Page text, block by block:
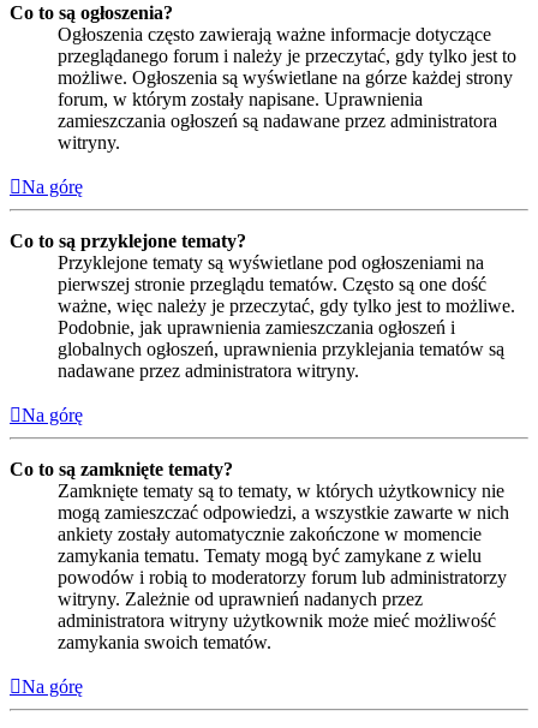
Co to są ogłoszenia?
Ogłoszenia często zawierają ważne informacje dotyczące
przeglądanego forum i należy je przeczytać, gdy tylko jest to
możliwe. Ogłoszenia są wyświetlane na górze każdej strony
forum, w którym zostały napisane. Uprawnienia
zamieszczania ogłoszeń są nadawane przez administratora
witryny.
Na górę
Co to są przyklejone tematy?
Przyklejone tematy są wyświetlane pod ogłoszeniami na
pierwszej stronie przeglądu tematów. Często są one dość
ważne, więc należy je przeczytać, gdy tylko jest to możliwe.
Podobnie, jak uprawnienia zamieszczania ogłoszeń i
globalnych ogłoszeń, uprawnienia przyklejania tematów są
nadawane przez administratora witryny.
Na górę
Co to są zamknięte tematy?
Zamknięte tematy są to tematy, w których użytkownicy nie
mogą zamieszczać odpowiedzi, a wszystkie zawarte w nich
ankiety zostały automatycznie zakończone w momencie
zamykania tematu. Tematy mogą być zamykane z wielu
powodów i robią to moderatorzy forum lub administratorzy
witryny. Zależnie od uprawnień nadanych przez
administratora witryny użytkownik może mieć możliwość
zamykania swoich tematów.
Na górę